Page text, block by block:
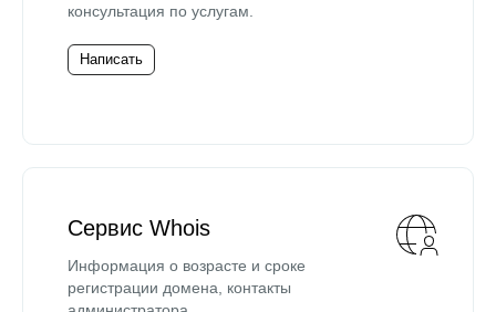
консультация по услугам.
Написать
Сервис Whois
Информация о возрасте и сроке
регистрации домена, контакты